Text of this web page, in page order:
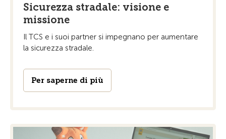
Sicurezza stradale: visione e
missione
Il TCS e i suoi partner si impegnano per aumentare
la sicurezza stradale.
Per saperne di più